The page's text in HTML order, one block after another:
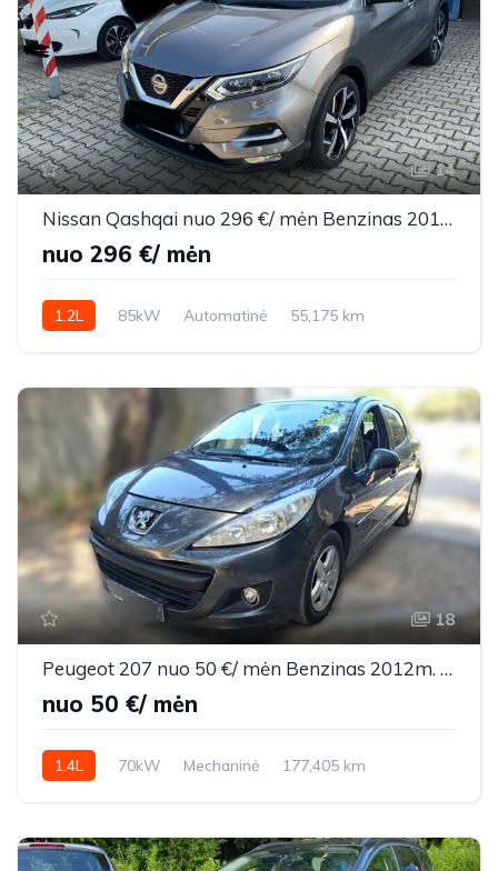
14
Nissan Qashqai nuo 296 €/ mėn Benzinas 2018m. Visureigis Automatinė
nuo 296 €/ mėn
1.2L 85kW Automatinė
55,175 km
18
Peugeot 207 nuo 50 €/ mėn Benzinas 2012m. Sedanas Mechaninė
nuo 50 €/ mėn
1.4L 70kW Mechaninė
177,405 km